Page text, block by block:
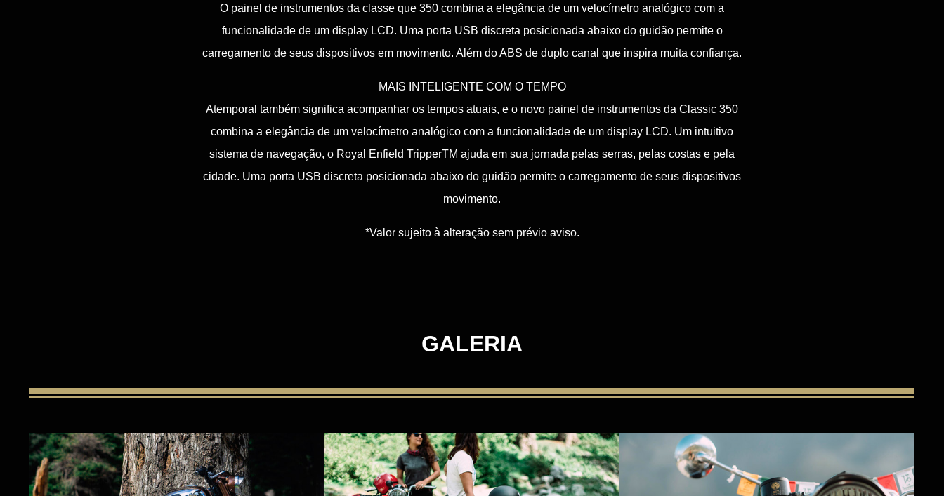
O painel de instrumentos da classe que 350 combina a elegância de um velocímetro analógico com a
funcionalidade de um display LCD. Uma porta USB discreta posicionada abaixo do guidão permite o
carregamento de seus dispositivos em movimento. Além do ABS de duplo canal que inspira muita confiança.
MAIS INTELIGENTE COM O TEMPO
Atemporal também significa acompanhar os tempos atuais, e o novo painel de instrumentos da Classic 350
combina a elegância de um velocímetro analógico com a funcionalidade de um display LCD. Um intuitivo
sistema de navegação, o Royal Enfield TripperTM ajuda em sua jornada pelas serras, pelas costas e pela
cidade. Uma porta USB discreta posicionada abaixo do guidão permite o carregamento de seus dispositivos
movimento.
*Valor sujeito à alteração sem prévio aviso.
GALERIA